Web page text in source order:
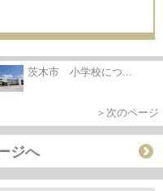
茨木市 小学校につ...
＞次のページ
ジへ